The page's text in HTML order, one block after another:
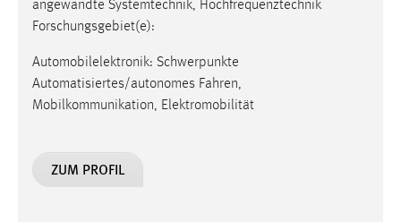
angewandte Systemtechnik, Hochfrequenztechnik
Forschungsgebiet(e):
Automobilelektronik: Schwerpunkte
Automatisiertes/autonomes Fahren,
Mobilkommunikation, Elektromobilität
ZUM PROFIL